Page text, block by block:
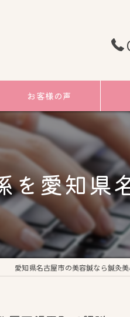
お客様の声
を愛知県
愛知県名古屋市の美容鍼なら鍼灸